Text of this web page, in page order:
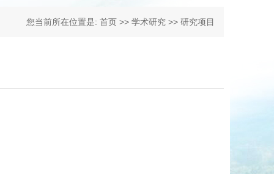
您当前所在位置是: 首页 >> 学术研究 >> 研究项目